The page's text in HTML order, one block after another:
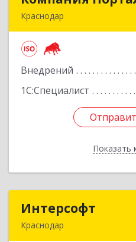
Краснодар
Внедрений
1С:Специалист
Показать
Интерсофт
Краснодар